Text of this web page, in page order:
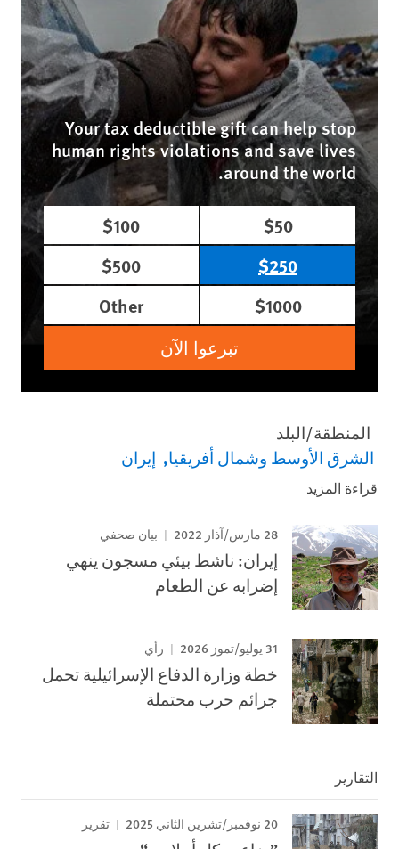
Your tax deductible gift can help stop
human rights violations and save lives
around the world.
$50
$100
$250
$500
$1000
Other
تبرعوا الآن
المنطقة/البلد
الشرق الأوسط وشمال أفريقيا إيران
قراءة المزيد
28 مارس/آذار 2022 بيان صحفي
إيران: ناشط بيئي مسجون ينهي
إضرابه عن الطعام
31 يوليو/تموز 2026 رأي
خطة وزارة الدفاع الإسرائيلية تحمل
جرائم حرب محتملة
التقارير
20 نوفمبر/تشرين الثاني 2025 تقرير